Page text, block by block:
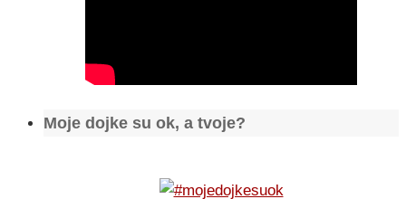
Moje dojke su ok, a tvoje?